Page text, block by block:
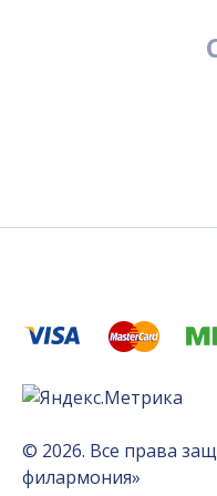
© 2026. Все права
филармония»